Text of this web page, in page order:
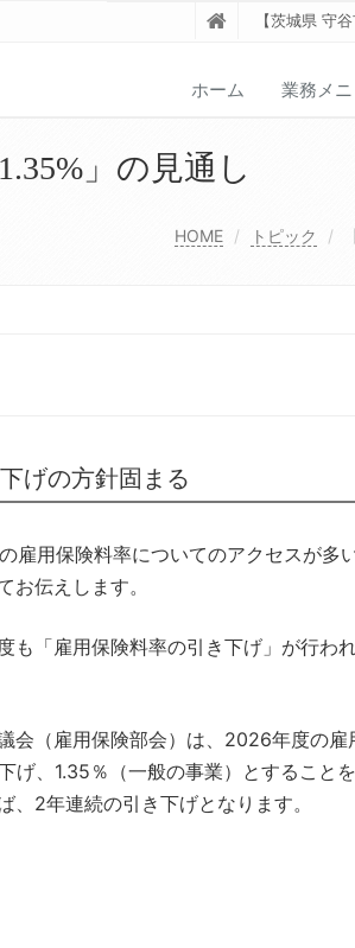
【茨城県 守
ホーム 業務メ
」の見通し
HOME トピック
げの方針固まる
雇用保険料率についてのアクセスが多
お伝えします。
も「雇用保険料率の引き下げ」が行わ
会（雇用保険部会）は、2026年度の雇
げ、1.35％（一般の事業）とすること
、2年連続の引き下げとなります。